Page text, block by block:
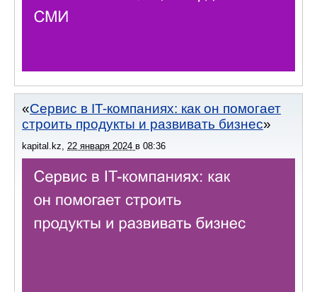
Сервис в IT-компаниях: как он помогает
строить продукты и развивать бизнес
kapital.kz, 22 января 2024 в 08:36